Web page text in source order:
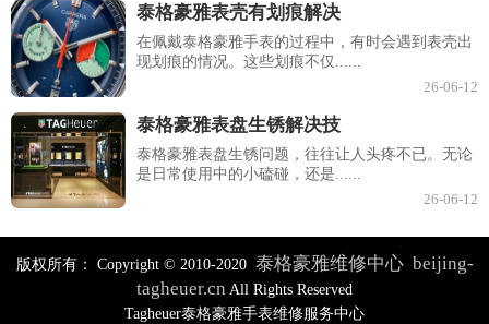
泰格豪雅表壳有划痕解决
在佩戴泰格豪雅手表的过程中，有时会遇到表壳出
现划痕的情况。这些划痕不仅......
26-06-12
泰格豪雅表盘生锈解决技
泰格豪雅表盘生锈问题，往往让人头疼不已。无论
是日常使用中的小磕碰，还是......
26-06-12
版权所有： Copyright © 2010-2020 泰格豪雅维修中心 beijing-
tagheuer.cn All Rights Reserved
Tagheuer泰格豪雅手表维修服务中心